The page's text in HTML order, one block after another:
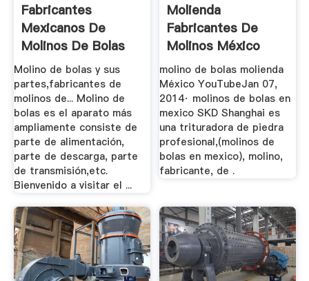
Fabricantes
Mexicanos De
Molinos De Bolas
Molino de bolas y sus
partes,fabricantes de
molinos de... Molino de
bolas es el aparato más
ampliamente consiste de
parte de alimentación,
parte de descarga, parte
de transmisión,etc.
Bienvenido a visitar el ...
Molienda
Fabricantes De
Molinos México
molino de bolas molienda
México YouTubeJan 07,
2014· molinos de bolas en
mexico SKD Shanghai es
una trituradora de piedra
profesional,(molinos de
bolas en mexico), molino,
fabricante, de .